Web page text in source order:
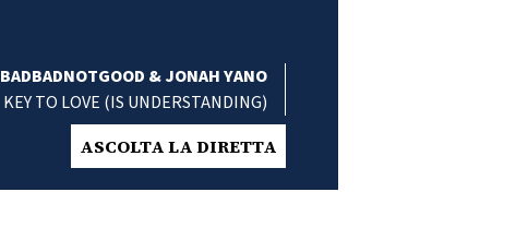
BADBADNOTGOOD & JONAH YANO
KEY TO LOVE (IS UNDERSTANDING)
ASCOLTA LA DIRETTA